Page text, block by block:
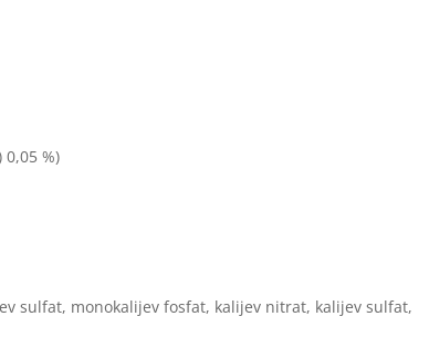
%)
sulfat, monokalijev fosfat, kalijev nitrat, kalijev sulfat,